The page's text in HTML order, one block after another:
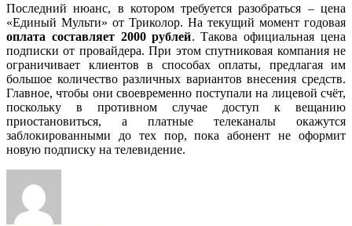
Последний нюанс, в котором требуется разобраться – цена
«Единый Мульти» от Триколор. На текущий момент годовая
оплата составляет 2000 рублей. Такова официальная цена
подписки от провайдера. При этом спутниковая компания не
ограничивает клиентов в способах оплаты, предлагая им
большое количество различных вариантов внесения средств.
Главное, чтобы они своевременно поступали на лицевой счёт,
поскольку в противном случае доступ к вещанию
приостановиться, а платные телеканалы окажутся
заблокированными до тех пор, пока абонент не оформит
новую подписку на телевидение.